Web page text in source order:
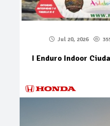
Jul 20, 2026
I Enduro Indoor